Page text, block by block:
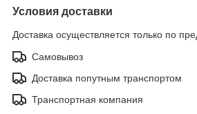
Условия доставки
Доставка осуществляется только по
Самовывоз
Доставка попутным транспортом
Транспортная компания